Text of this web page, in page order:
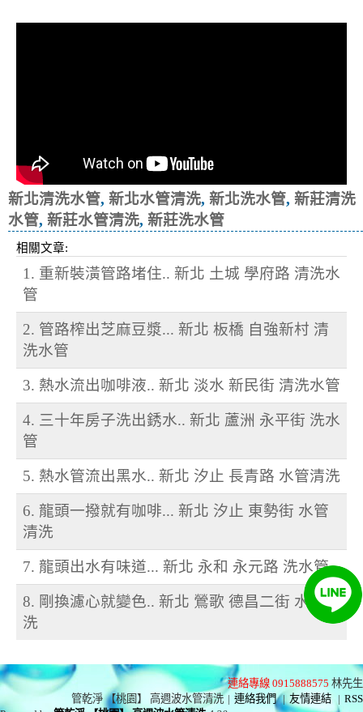
新北清洗水管, 新北水管清洗, 新北洗水管, 新莊清洗
水管, 新莊水管清洗, 新莊洗水管
相關文章:
1. 重新裝潢管路堵住.. 新北 土城 學府路 清洗水
管
2. 管路榨出芝麻豆漿... 新北 板橋 自強新村 清
洗水管
3. 熱水流出咖啡液.. 新北 淡水 新民街 清洗水管
4. 三十年房子洗出銹水.. 新北 蘆洲 永平街 洗水
管
5. 熱水管流出黑水.. 新北 汐止 長青路 水管清洗
6. 龍頭一撥就有咖啡... 新北 汐止 東勢街 水管
清洗
7. 龍頭出水有味道... 新北 永和 永元路 洗水管
8. 剛換濾心就變色.. 新北 鶯歌 德昌二街 水管清
洗
連絡專線 0915888575 林先生
管乾淨 【桃園】 高週波水管清洗 | 連絡我們 | 友情連結 | RSS